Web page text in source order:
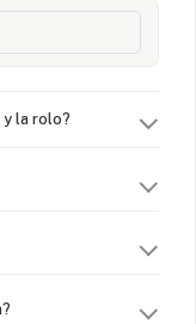
y la rolo?